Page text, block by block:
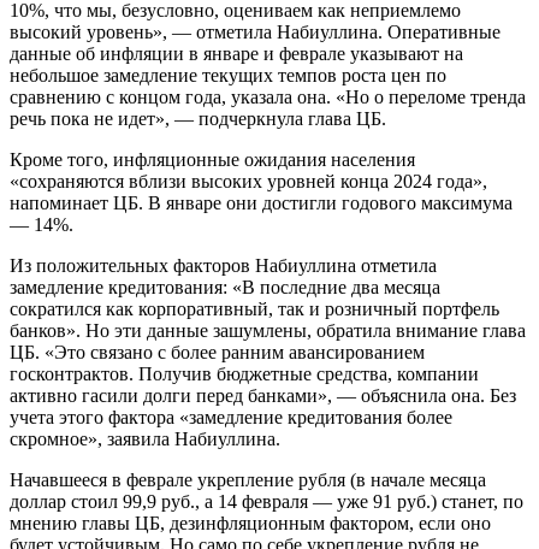
10%, что мы, безусловно, оцениваем как неприемлемо
высокий уровень», — отметила Набиуллина. Оперативные
данные об инфляции в январе и феврале указывают на
небольшое замедление текущих темпов роста цен по
сравнению с концом года, указала она. «Но о переломе тренда
речь пока не идет», — подчеркнула глава ЦБ.
Кроме того, инфляционные ожидания населения
«сохраняются вблизи высоких уровней конца 2024 года»,
напоминает ЦБ. В январе они достигли годового максимума
— 14%.
Из положительных факторов Набиуллина отметила
замедление кредитования: «В последние два месяца
сократился как корпоративный, так и розничный портфель
банков». Но эти данные зашумлены, обратила внимание глава
ЦБ. «Это связано с более ранним авансированием
госконтрактов. Получив бюджетные средства, компании
активно гасили долги перед банками», — объяснила она. Без
учета этого фактора «замедление кредитования более
скромное», заявила Набиуллина.
Начавшееся в феврале укрепление рубля (в начале месяца
доллар стоил 99,9 руб., а 14 февраля — уже 91 руб.) станет, по
мнению главы ЦБ, дезинфляционным фактором, если оно
будет устойчивым. Но само по себе укрепление рубля не